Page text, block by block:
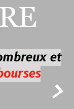

et